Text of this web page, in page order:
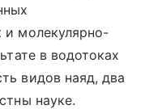
и молекулярно-
в водотоках
видов наяд, два
науке.